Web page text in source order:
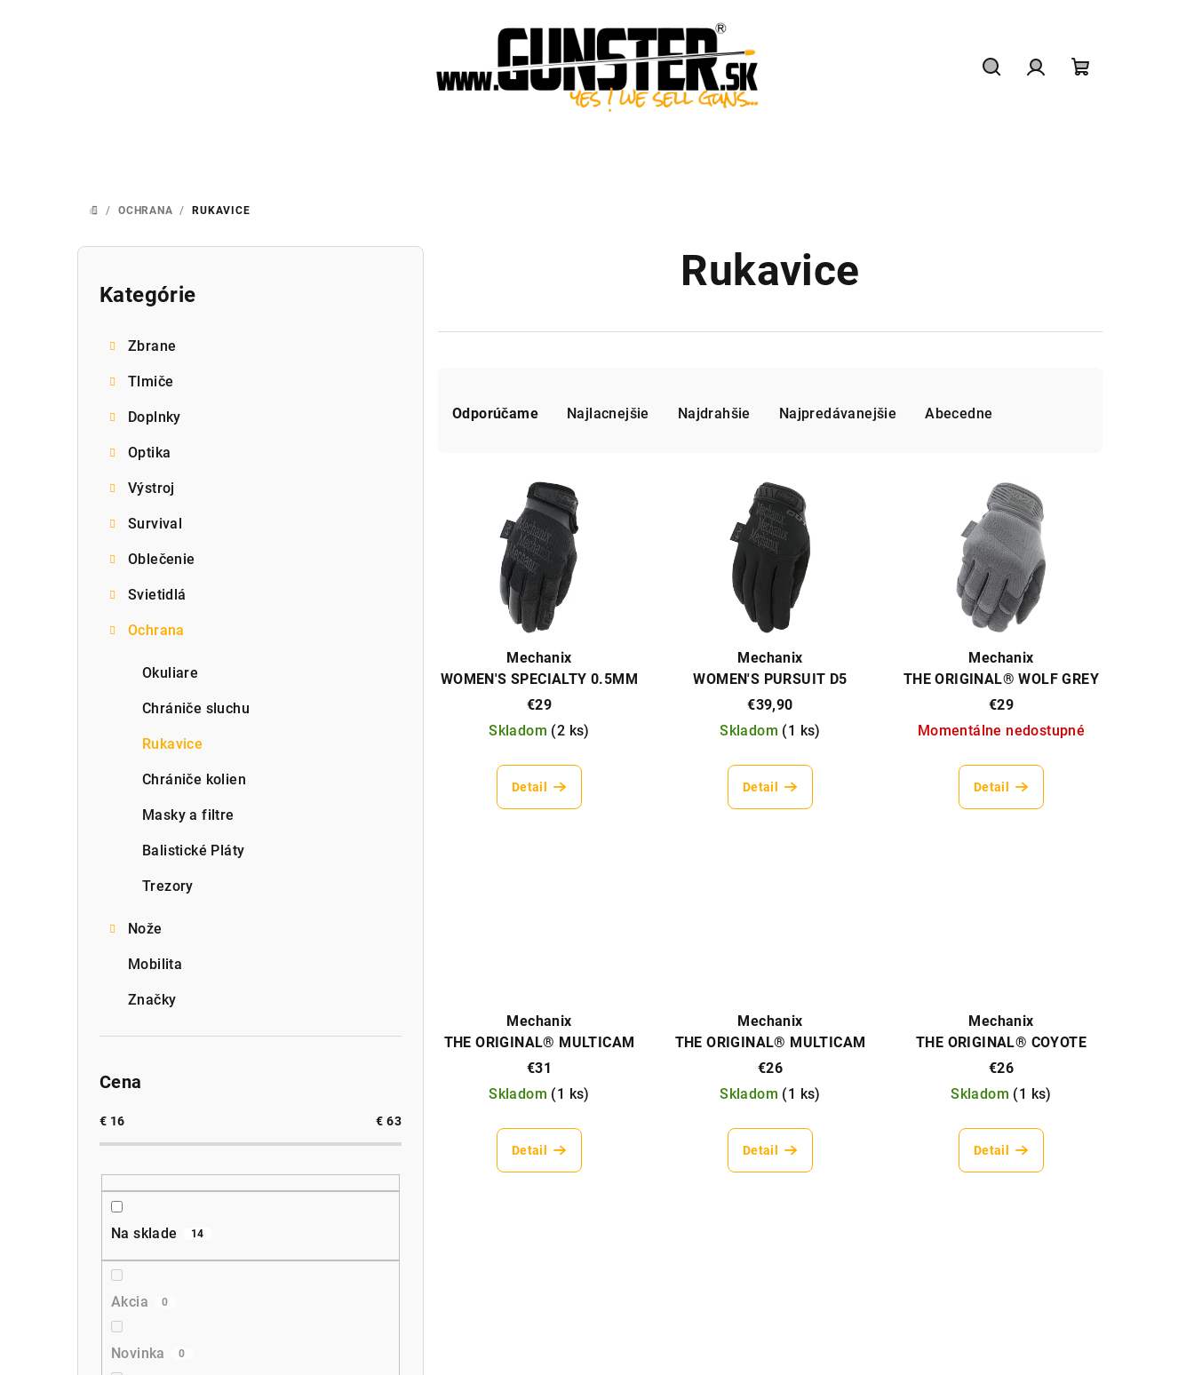
DOMOV
/ OCHRANA / RUKAVICE
B
Preskočiť
Kategórie
Zbrane
Tlmiče
Doplnky
Optika
Výstroj
Survival
Oblečenie
Svietidlá
Ochrana
Okuliare
Chrániče sluchu
Rukavice
Chrániče kolien
Masky a filtre
Balistické Pláty
Trezory
Nože
Mobilita
Značky
Cena
€ 16 €63
Na sklade 14
Akcia 0
Novinka 0
Rukavice
a
o
Odporúčame Najlacnejšie Najdrahšie Najpredávanejšie Abecedne
r
WOMEN'S SPECIALTY 0.5MM
COVERT
Mechanix
€29
Skladom (2 ks)
Detail
WOMEN'S PURSUIT D5
Mechanix
€39,90
Skladom (1 ks)
Detail
THE ORIGINAL® WOLF GREY
Mechanix
€29
Momentálne nedostupné
Detail
THE ORIGINAL® MULTICAM
BLACK
Mechanix
€31
Skladom (1 ks)
Detail
THE ORIGINAL® MULTICAM
Mechanix
€26
Skladom (1 ks)
Detail
THE ORIGINAL® COYOTE
Mechanix
€26
Skladom (1 ks)
Detail